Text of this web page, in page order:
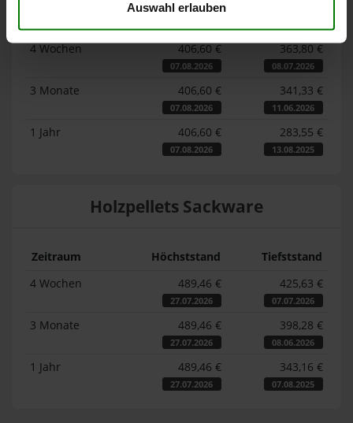
Auswahl erlauben
4 Wochen
406,60 €
07.08.2026
363,80 €
08.07.2026
3 Monate 406,60 €
07.08.2026
341,33 €
11.06.2026
1 Jahr 406,60 €
07.08.2026
283,55 €
13.08.2025
Holzpellets Sackware
Zeitraum Höchststand
Tiefststand
4 Wochen
489,46 €
27.07.2026
425,63 €
07.07.2026
3 Monate 489,46 €
27.07.2026
398,28 €
08.06.2026
1 Jahr 489,46 €
27.07.2026
343,16 €
07.08.2025